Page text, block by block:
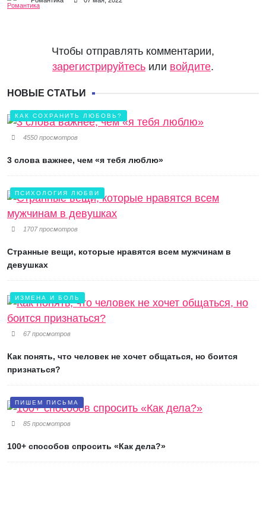
Чтобы отправлять комментарии,
зарегистрируйтесь или войдите.
НОВЫЕ СТАТЬИ
КАК СОХРАНИТЬ ЛЮБОВЬ?
4550 просмотров
3 слова важнее, чем «я тебя люблю»
ПСИХОЛОГИЯ ЛЮБВИ
1707 просмотров
Странные вещи, которые нравятся всем мужчинам в
девушках
ИЗМЕНА И БОЛЬ
67 просмотров
Как понять, что человек не хочет общаться, но боится
признаться?
ПИШЕМ ПИСЬМА
85 просмотров
100+ способов спросить «Как дела?»